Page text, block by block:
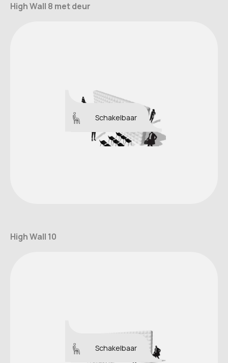
High Wall 8 met deur
Schakelbaar
High Wall 10
Schakelbaar